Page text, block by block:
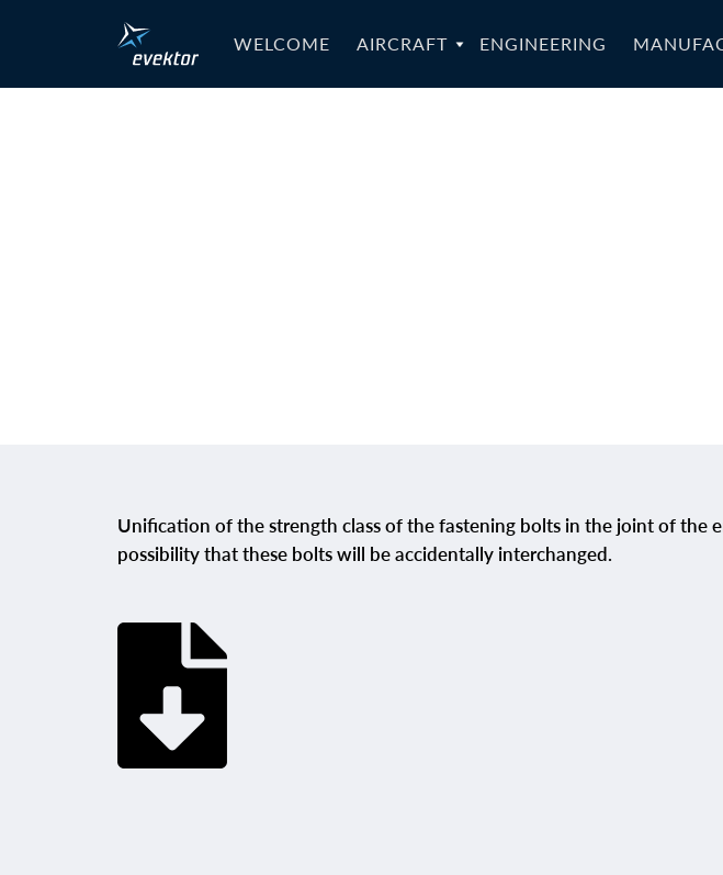
WELCOME AIRCRAFT ENGINEERING
Unification of the strength class of the fastening bolts in the joint of
possibility that these bolts will be accidentally interchanged.